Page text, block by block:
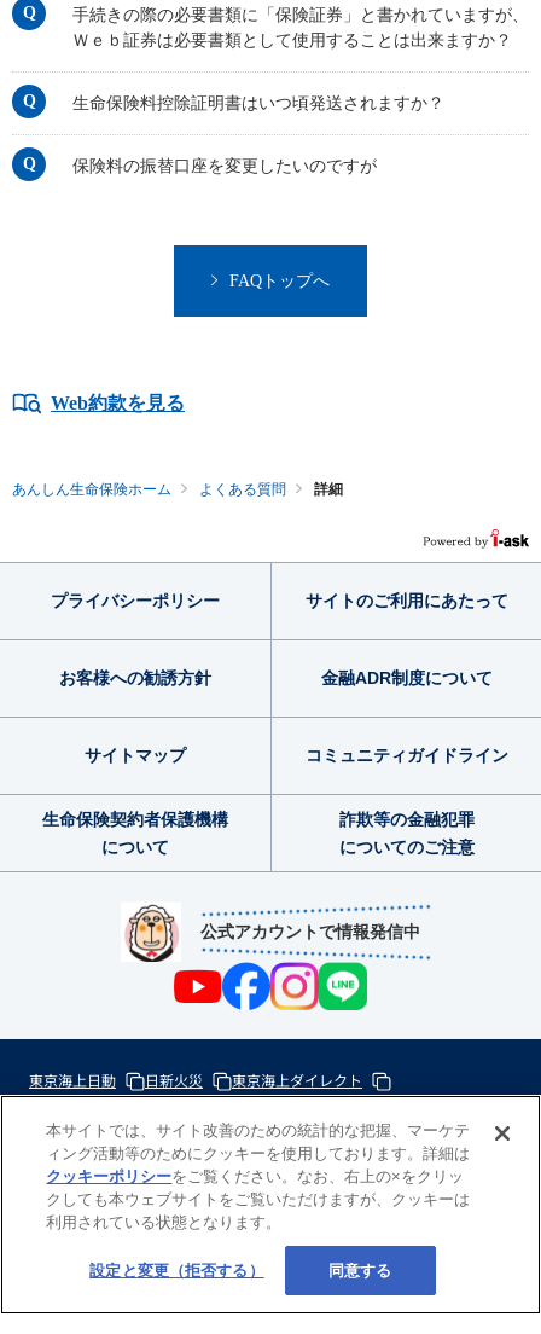
手続きの際の必要書類に「保険証券」と書かれていますが、
Ｗｅｂ証券は必要書類として使用することは出来ますか？
生命保険料控除証明書はいつ頃発送されますか？
保険料の振替口座を変更したいのですが
FAQトップへ
Web約款を見る
あんしん生命保険ホーム よくある質問 詳細
公式アカウントで情報発信中
プライバシーポリシー サイトのご利用にあたって
お客様への勧誘方針 金融ADR制度について
サイトマップ コミュニティガイドライン
生命保険契約者保護機構
について
詐欺等の金融犯罪
についてのご注意
東京海上日動 日新火災
東京海上ダイレクト
東京海上ミレア少額短期
次
の
一
東
上
Copyright(c) 東京海上日動あんしん生命
本サイトでは、サイト改善のための統計的な把握、マーケテ
ィング活動等のためにクッキーを使用しております。詳細は
クッキーポリシーをご覧ください。なお、右上の×をクリッ
クしても本ウェブサイトをご覧いただけますが、クッキーは
利用されている状態となります。
設定と変更（拒否する） 同意する